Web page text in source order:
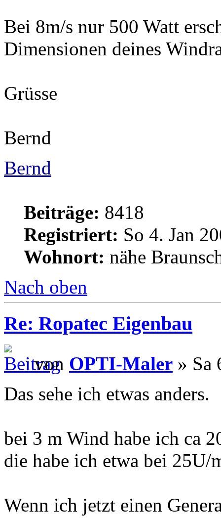
Bei 8m/s nur 500 Watt
Dimensionen deines
Grüsse
Bernd
Bernd
Beiträge: 8418
Registriert: So 4. Jan
Wohnort: nähe
Nach oben
Re: Ropatec Eigenbau
von OPTI-Maler » Sa
Das sehe ich etwas anders.
bei 3 m Wind habe ich ca
die habe ich etwa bei 25U/
Wenn ich jetzt einen